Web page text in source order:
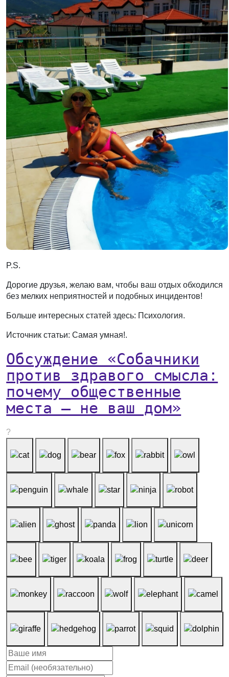
P.S.
Дорогие друзья, желаю вам, чтобы ваш отдых обходился
без мелких неприятностей и подобных инцидентов!
Больше интересных статей здесь: Психология.
Источник статьи: Самая умная!.
Обсуждение «Собачники
против здравого смысла:
почему общественные
места — не ваш дом»
?